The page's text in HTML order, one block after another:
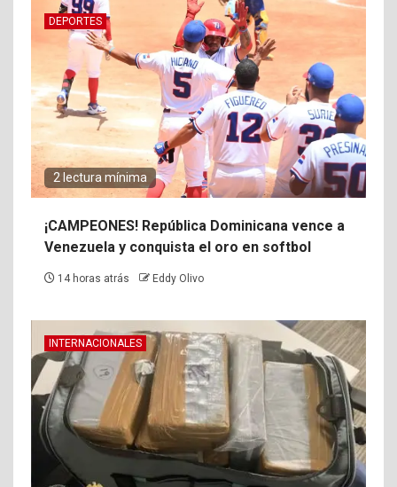
DEPORTES
2 lectura mínima
¡CAMPEONES! República Dominicana vence a
Venezuela y conquista el oro en softbol
14 horas atrás Eddy Olivo
INTERNACIONALES